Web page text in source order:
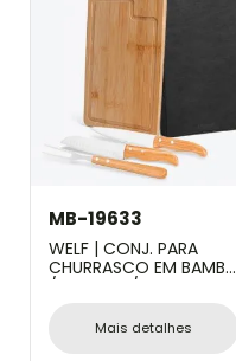
MB-19633
WELF | CONJ. PARA
CHURRASCO EM BAMBU
/MADEIRA / INOX
Mais detalhes